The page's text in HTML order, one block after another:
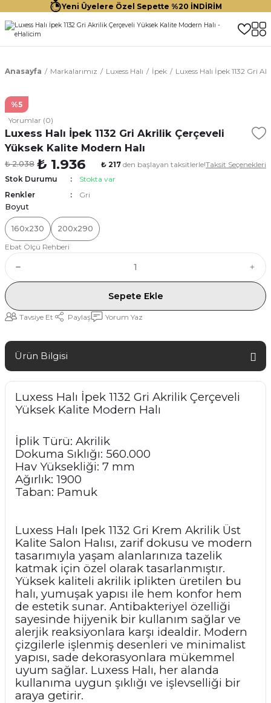
Yeni Üyelere Özel Sepette %20 İNDİRİM
Anasayfa Markalarımız Luxess Halı İpek Luxess Halı İpek 1132 Gri
%5
Yorumlar (0)
Luxess Halı İpek 1132 Gri Akrilik Çerçeveli
Yüksek Kalite Modern Halı
₺ 2.038 ₺ 1.936 ₺ 217 den başlayan taksitlerle!Taksit Seçenekleri
Stok Durumu
Stokta var
Renkler
Gri
Boyut
160x230
200x290
Ebat Ölçü Rehberi
Sepete Ekle
Tavsiye Et Paylaş Yorum Yaz
Ürün Bilgisi
Luxess Halı İpek 1132 Gri Akrilik Çerçeveli
Yüksek Kalite Modern Halı
İplik Türü: Akrilik
Dokuma Sıklığı: 560.000
Hav Yüksekliği: 7 mm
Ağırlık: 1900
Taban: Pamuk
Luxess Halı Ipek 1132 Gri Krem Akrilik Üst
Kalite Salon Halısı, zarif dokusu ve modern
tasarımıyla yaşam alanlarınıza tazelik
katmak için özel olarak tasarlanmıştır.
Yüksek kaliteli akrilik iplikten üretilen bu
halı, yumuşak yapısı ile hem konfor hem
de estetik sunar. Antibakteriyel özelliği
sayesinde hijyenik bir kullanım sağlar ve
alerjik reaksiyonlara karşı idealdir. Modern
çizgilerle işlenmiş desenleri ve minimalist
yapısı, sade dekorasyonlara mükemmel
uyum sağlar. Luxess Halı, her alanda
kullanıma uygun şıklığı ve işlevselliği bir
araya getirir.